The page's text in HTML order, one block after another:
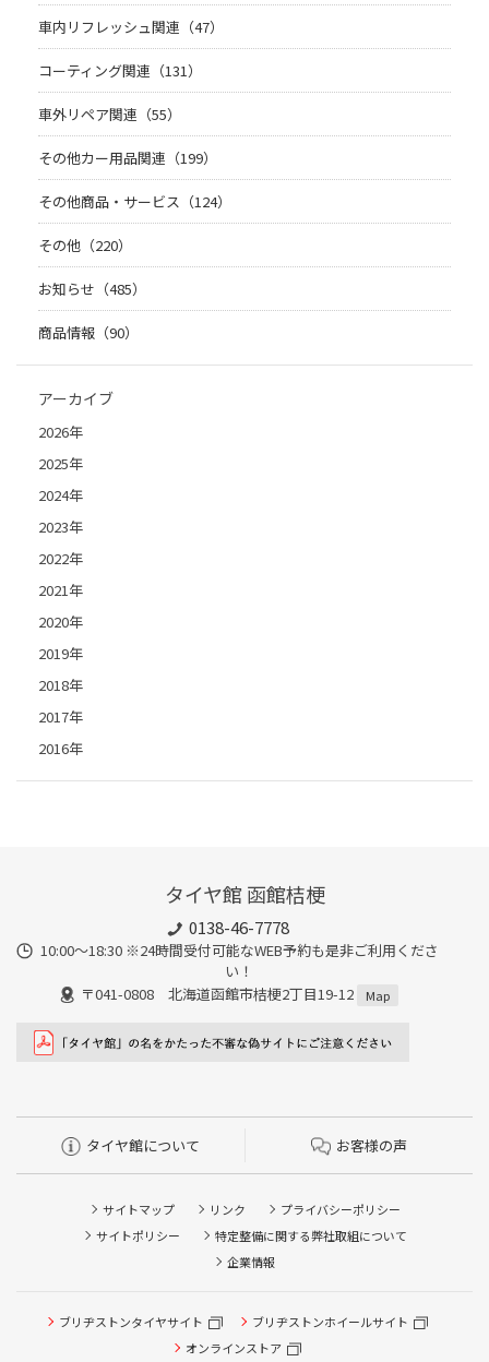
車内リフレッシュ関連（47）
コーティング関連（131）
車外リペア関連（55）
その他カー用品関連（199）
その他商品・サービス（124）
その他（220）
お知らせ（485）
商品情報（90）
アーカイブ
2026年
2025年
2024年
2023年
2022年
2021年
2020年
2019年
2018年
2017年
2016年
タイヤ館 函館桔梗
0138-46-7778
10:00～18:30 ※24時間受付可能なWEB予約も是非ご利用くださ
い！
〒041-0808 北海道函館市桔梗2丁目19-12
Map
タイヤ館について お客様の声
サイトマップ リンク
プライバシーポリシー
サイトポリシー
特定整備に関する弊社取組について
企業情報
ブリヂストンタイヤサイト
ブリヂストンホイールサイト
オンラインストア
タイヤ点検・安全点検/タイヤ履き替え/オイル交換/その他
ピット作業の予約